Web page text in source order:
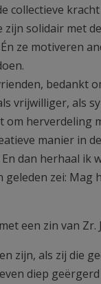
collectieve kracht
zijn solidair met
ze motiveren
bedankt
vrijwilliger, als
om herverdeling
manier in
dan herhaal ik
geleden zei: Mag
een zin van Zr.
zijn, als zij die
diep